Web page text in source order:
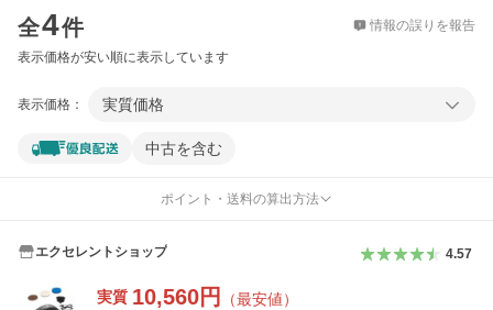
全4件 情報の誤りを報告
表示価格が安い順に表示しています
表示価格： 実質価格
中古を含む
ポイント・送料の算出方法
エクセレントショップ 4.57
実質 10,560円 （最安値）